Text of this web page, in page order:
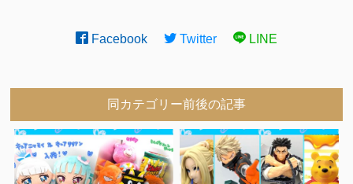
Facebook Twitter LINE
同カテゴリー前後の記事